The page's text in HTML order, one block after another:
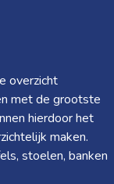
overzicht
met de grootste
hierdoor het
maken.
stoelen, banken